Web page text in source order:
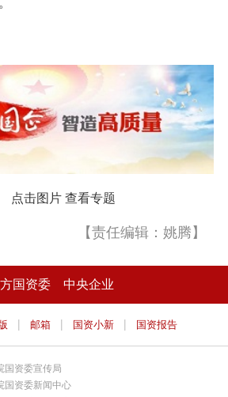
点击图片 查看专题
【责任编辑：姚腾】
国资委 中央企业
| 邮箱 | 国资小新 | 国资报告
国资委宣传局
国资委新闻中心